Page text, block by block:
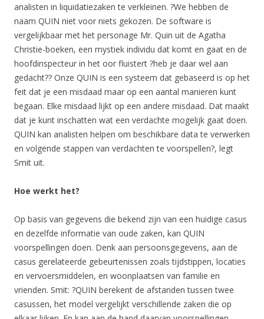
analisten in liquidatiezaken te verkleinen. ?We hebben de
naam QUIN niet voor niets gekozen. De software is
vergelijkbaar met het personage Mr. Quin uit de Agatha
Christie-boeken, een mystiek individu dat komt en gaat en de
hoofdinspecteur in het oor fluistert ?heb je daar wel aan
gedacht?? Onze QUIN is een systeem dat gebaseerd is op het
feit dat je een misdaad maar op een aantal manieren kunt
begaan. Elke misdaad lijkt op een andere misdaad. Dat maakt
dat je kunt inschatten wat een verdachte mogelijk gaat doen.
QUIN kan analisten helpen om beschikbare data te verwerken
en volgende stappen van verdachten te voorspellen?, legt
Smit uit.
Hoe werkt het?
Op basis van gegevens die bekend zijn van een huidige casus
en dezelfde informatie van oude zaken, kan QUIN
voorspellingen doen. Denk aan persoonsgegevens, aan de
casus gerelateerde gebeurtenissen zoals tijdstippen, locaties
en vervoersmiddelen, en woonplaatsen van familie en
vrienden. Smit: ?QUIN berekent de afstanden tussen twee
casussen, het model vergelijkt verschillende zaken die op